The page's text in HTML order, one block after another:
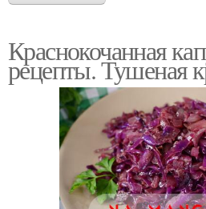
Краснокочанная
рецепты. Тушеная